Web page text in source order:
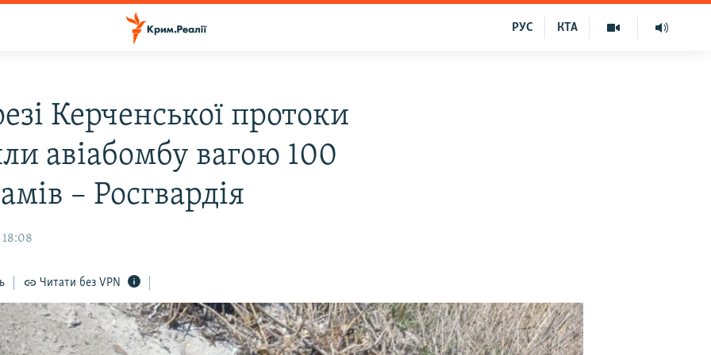
КТА
РУС
Керченської протоки
авіабомбу вагою 100
– Росгвардія
18:08
Читати без VPN